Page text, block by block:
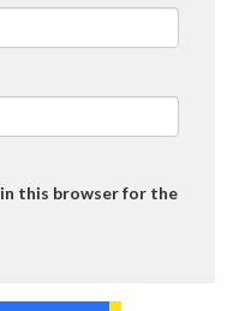
in this browser for the